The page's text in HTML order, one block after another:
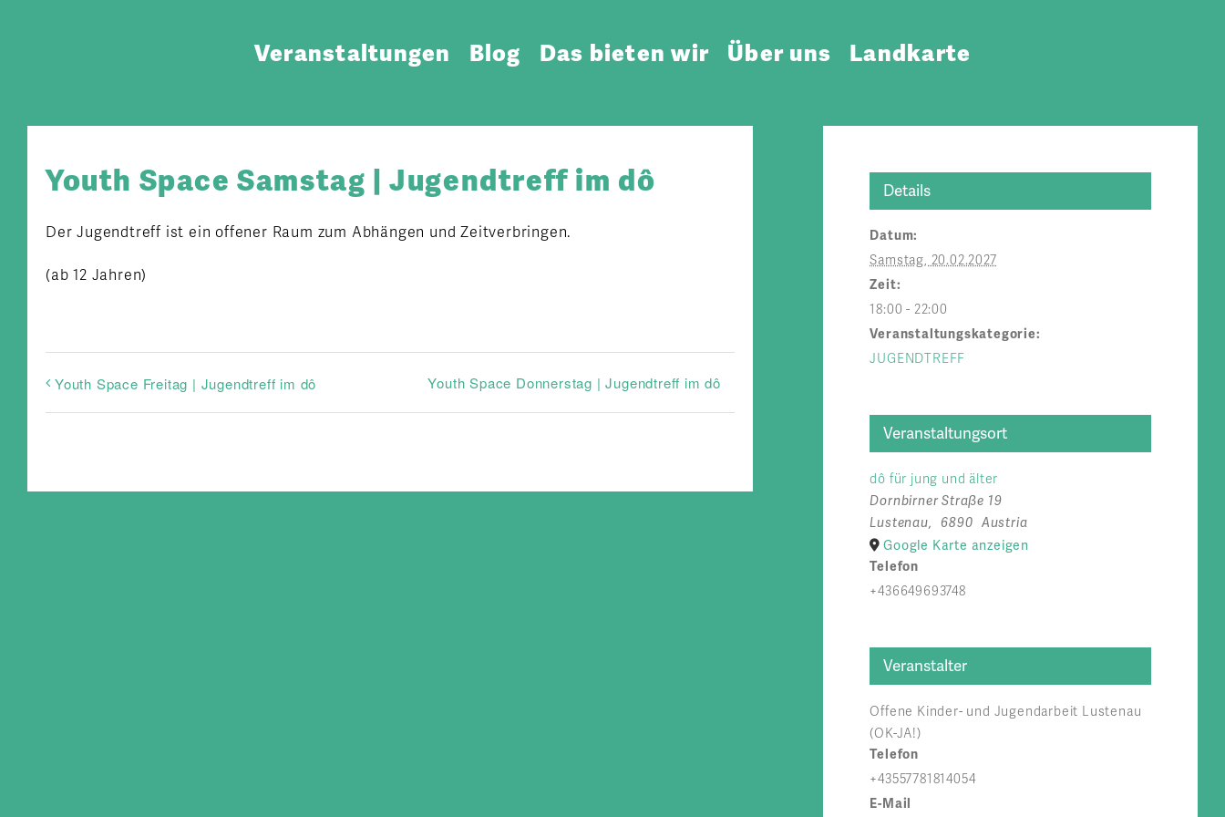
Veranstaltungen Blog Das bieten wir Über uns Landkarte
Youth Space Samstag | Jugendtreff im dô
Der Jugendtreff ist ein offener Raum zum Abhängen und Zeitverbringen.
(ab 12 Jahren)
Youth Space Freitag | Jugendtreff im dô Youth Space Donnerstag | Jugendtreff im dô
Details
Datum:
Samstag, 20.02.2027
Zeit:
18:00 - 22:00
Veranstaltungskategorie:
JUGENDTREFF
Veranstaltungsort
dô für jung und älter
Dornbirner Straße 19
Lustenau, 6890 Austria
Google Karte anzeigen
Telefon
+436649693748
Veranstalter
Offene Kinder- und Jugendarbeit Lustenau
(OK-JA!)
Telefon
+43557781814054
E-Mail